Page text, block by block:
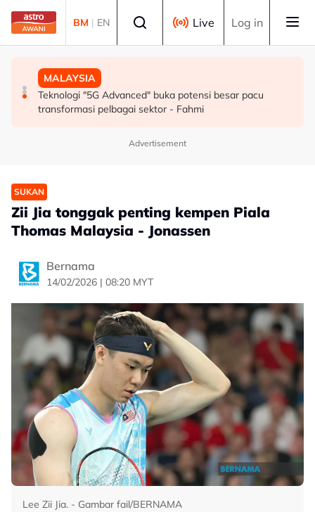
Skip to main content
BM | EN Live Log in
SUKAN
Mohamed Salah sertai Trabzonspor, terima €17 juta
semusim
MALAYSIA
Berita tempatan pilihan sepanjang hari ini
MALAYSIA
Teknologi "5G Advanced" buka potensi besar pacu
transformasi pelbagai sektor - Fahmi
Advertisement
SUKAN
Zii Jia tonggak penting kempen Piala
Thomas Malaysia - Jonassen
Bernama
14/02/2026 | 08:20 MYT
Lee Zii Jia. - Gambar fail/BERNAMA